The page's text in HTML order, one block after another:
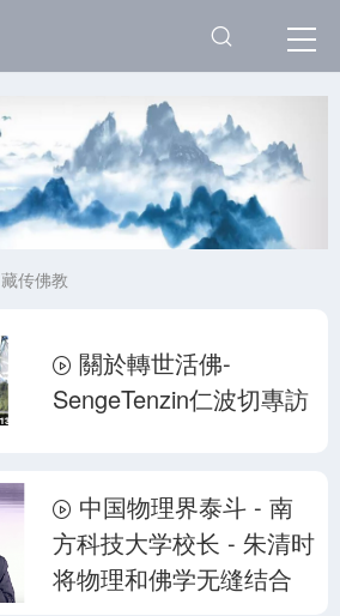
藏传佛教
關於轉世活佛-
SengeTenzin仁波切專訪
中国物理界泰斗 - 南
方科技大学校长 - 朱清时
将物理和佛学无缝结合